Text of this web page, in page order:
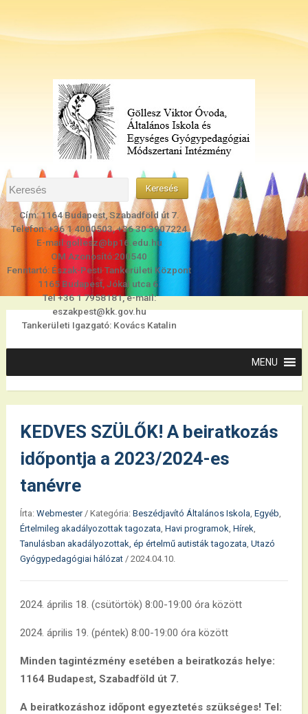
Cím: 1164 Budapest, Szabadföld út 7.
Telefon: +36 1 4000503, +36 30 3907224
E-mail:gollesz@bp16.edu.hu
OM Azonosító:200540
Fenntartó: Észak-Pesti Tankerületi Központ
1165 Budapest, Jókai utca 6.
Tel +36 1 7958181, e-mail:
eszakpest@kk.gov.hu
Tankerületi Igazgató: Kovács Katalin
KEDVES SZÜLŐK! A beiratkozás
időpontja a 2023/2024-es
tanévre
Írta: Webmester/ Kategória: Beszédjavító Általános Iskola, Egyéb,
Értelmileg akadályozottak tagozata, Havi programok, Hírek,
Tanulásban akadályozottak, ép értelmű autisták tagozata, Utazó
Gyógypedagógiai hálózat/ 2024.04.10.
2024. április 18. (csütörtök) 8:00-19:00 óra között
2024. április 19. (péntek) 8:00-19:00 óra között
Minden tagintézmény esetében a beiratkozás helye:
1164 Budapest, Szabadföld út 7.
A beiratkozáshoz időpont egyeztetés szükséges! Tel: